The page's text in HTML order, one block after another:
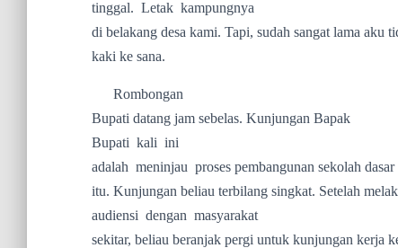
tinggal. Letak kampungnya
di belakang desa kami. Tapi, sudah sangat lama aku
kaki ke sana.
Rombongan
Bupati datang jam sebelas. Kunjungan Bapak
Bupati kali ini
adalah meninjau proses pembangunan sekolah
itu. Kunjungan beliau terbilang singkat. Setelah
audiensi dengan masyarakat
sekitar, beliau beranjak pergi untuk kunjungan kerja